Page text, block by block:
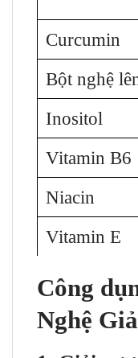
Curcumin
Bột nghệ
Inositol
Vitamin B6
Niacin
Vitamin E
Công
Nghệ